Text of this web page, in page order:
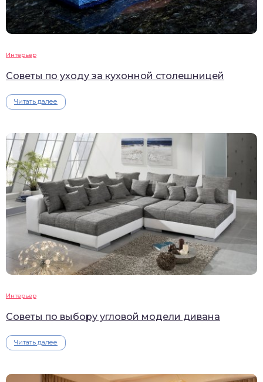
Интерьер
Советы по уходу за кухонной столешницей
Читать далее
Интерьер
Советы по выбору угловой модели дивана
Читать далее